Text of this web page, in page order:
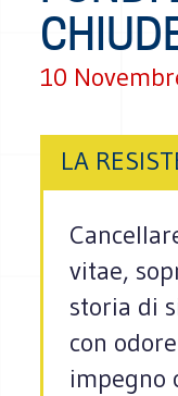
10
LA
vitae,
storia di
con
impegno